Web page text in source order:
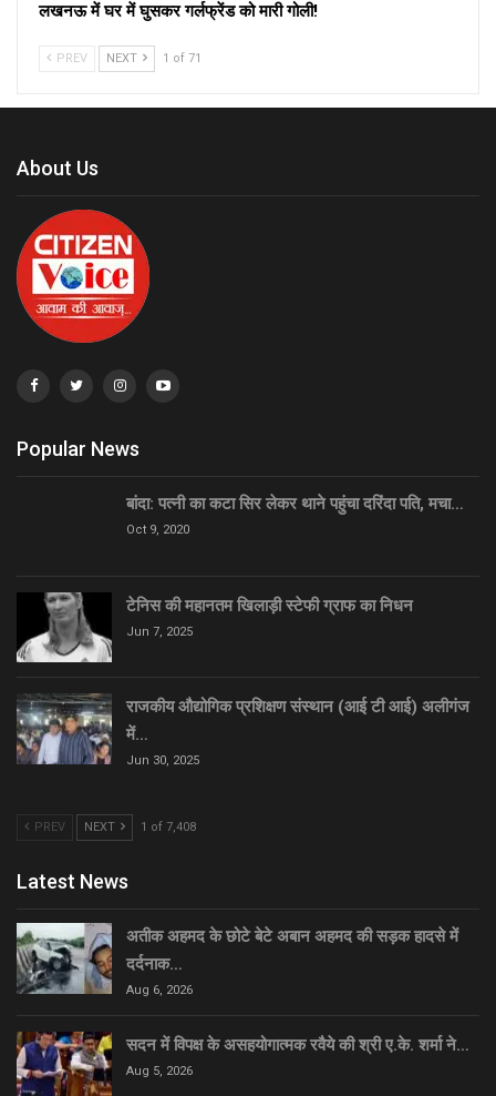
लखनऊ में घर में घुसकर गर्लफ्रेंड को मारी गोली!
PREV NEXT 1 of 71
About Us
Popular News
बांदा: पत्नी का कटा सिर लेकर थाने पहुंचा दरिंदा पति, मचा…
Oct 9, 2020
टेनिस की महानतम खिलाड़ी स्टेफी ग्राफ का निधन
Jun 7, 2025
राजकीय औद्योगिक प्रशिक्षण संस्थान (आई टी आई) अलीगंज
में…
Jun 30, 2025
PREV NEXT 1 of 7,408
Latest News
अतीक अहमद के छोटे बेटे अबान अहमद की सड़क हादसे में
दर्दनाक…
Aug 6, 2026
सदन में विपक्ष के असहयोगात्मक रवैये की श्री ए.के. शर्मा ने…
Aug 5, 2026